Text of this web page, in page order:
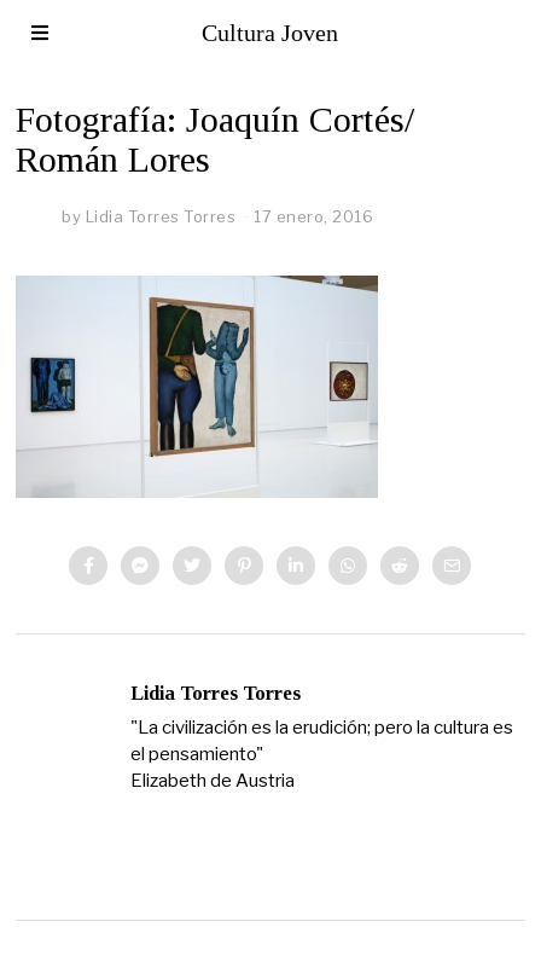
Cultura Joven
Fotografía: Joaquín Cortés/
Román Lores
by Lidia Torres Torres 17 enero, 2016
Lidia Torres Torres
"La civilización es la erudición; pero la cultura es
el pensamiento"
Elizabeth de Austria